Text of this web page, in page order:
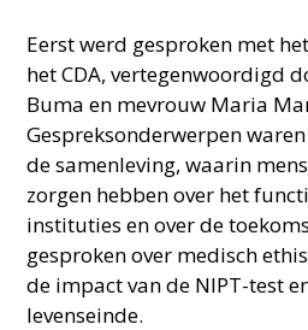
Eerst werd gesproken met
het CDA, vertegenwoordigd
Buma en mevrouw Maria
Gespreksonderwerpen
de samenleving, waarin
zorgen hebben over het
instituties en over de
gesproken over medisch
de impact van de NIPT-test
levenseinde.